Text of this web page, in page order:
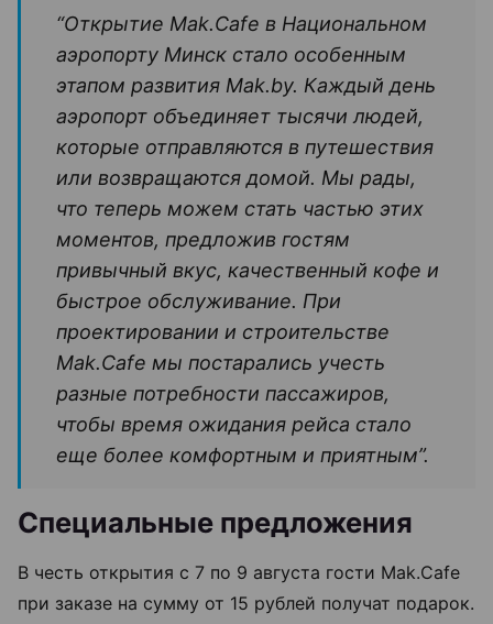
“Открытие Mak.Cafe в Национальном
аэропорту Минск стало особенным
этапом развития Mak.by. Каждый день
аэропорт объединяет тысячи людей,
которые отправляются в путешествия
или возвращаются домой. Мы рады,
что теперь можем стать частью этих
моментов, предложив гостям
привычный вкус, качественный кофе и
быстрое обслуживание. При
проектировании и строительстве
Mak.Cafe мы постарались учесть
разные потребности пассажиров,
чтобы время ожидания рейса стало
еще более комфортным и приятным”.
Специальные предложения
В честь открытия с 7 по 9 августа гости Mak.Cafe
при заказе на сумму от 15 рублей получат подарок.